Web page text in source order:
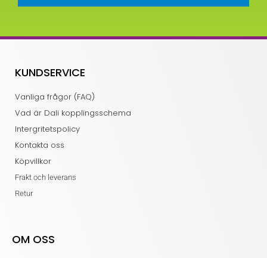
KUNDSERVICE
Vanliga frågor (FAQ)
Vad är Dali kopplingsschema
Intergritetspolicy
Kontakta oss
Köpvillkor
Frakt och leverans
Retur
OM OSS